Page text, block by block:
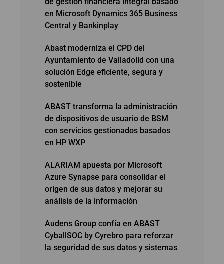
de gestión financiera integral basado
en Microsoft Dynamics 365 Business
Central y Bankinplay
Abast moderniza el CPD del
Ayuntamiento de Valladolid con una
solución Edge eficiente, segura y
sostenible
ABAST transforma la administración
de dispositivos de usuario de BSM
con servicios gestionados basados
en HP WXP
ALARIAM apuesta por Microsoft
Azure Synapse para consolidar el
origen de sus datos y mejorar su
análisis de la información
Audens Group confía en ABAST
CyballSOC by Cyrebro para reforzar
la seguridad de sus datos y sistemas